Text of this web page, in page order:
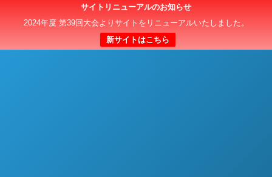
サイトリニューアルのお知らせ
2024年度 第39回大会よりサイトをリニューアルいたしました。
新サイトはこちら
日本クラブユースサッカー選手権（U-15）大会